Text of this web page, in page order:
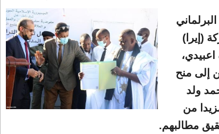
(إيرا)
اعبيدي،
إلى منح
ولد
من
مطالبهم.